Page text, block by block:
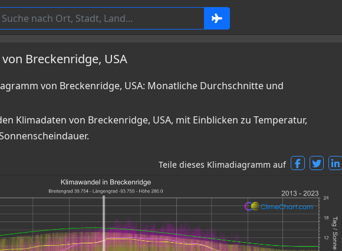
Breckenridge, USA
von Breckenridge, USA: Monatliche Durchschnitte und
Klimadaten von Breckenridge, USA, mit Einblicken zu Temperatur,
Teile dieses Klimadiagramm auf